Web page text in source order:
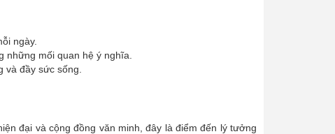
ngày.
những mối quan hệ ý nghĩa.
đầy sức sống.
đại và cộng đồng văn minh, đây là điểm đến lý tưởng